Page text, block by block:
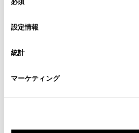
デバイスにすべてのCookie(クッキー)
意したことになります。Cookie(クッ
設定の変更、同意を撤回したりするに
「Cookie（クッキー）情報の取り扱い
設定情報
統計
マーケティング
チャットでお問い
（長期連休などの当社指